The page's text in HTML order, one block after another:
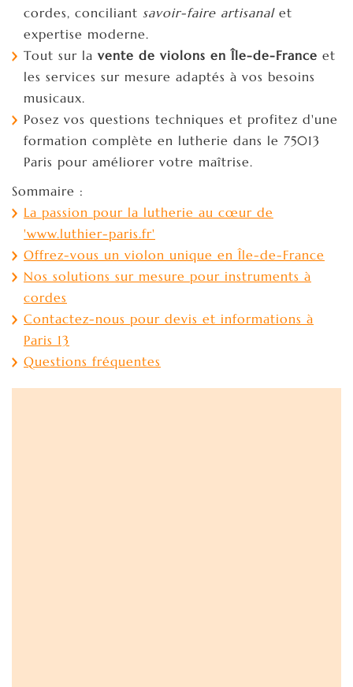
cordes, conciliant savoir-faire artisanalet
expertise moderne.
Tout sur la vente de violons en Île-de-France et
les services sur mesure adaptés à vos besoins
musicaux.
Posez vos questions techniques et profitez d'une
formation complète en lutherie dans le 75013
Paris pour améliorer votre maîtrise.
Sommaire :
La passion pour la lutherie au cœur de
'www.luthier-paris.fr'
Offrez-vous un violon unique en Île-de-France
Nos solutions sur mesure pour instruments à
cordes
Contactez-nous pour devis et informations à
Paris 13
Questions fréquentes